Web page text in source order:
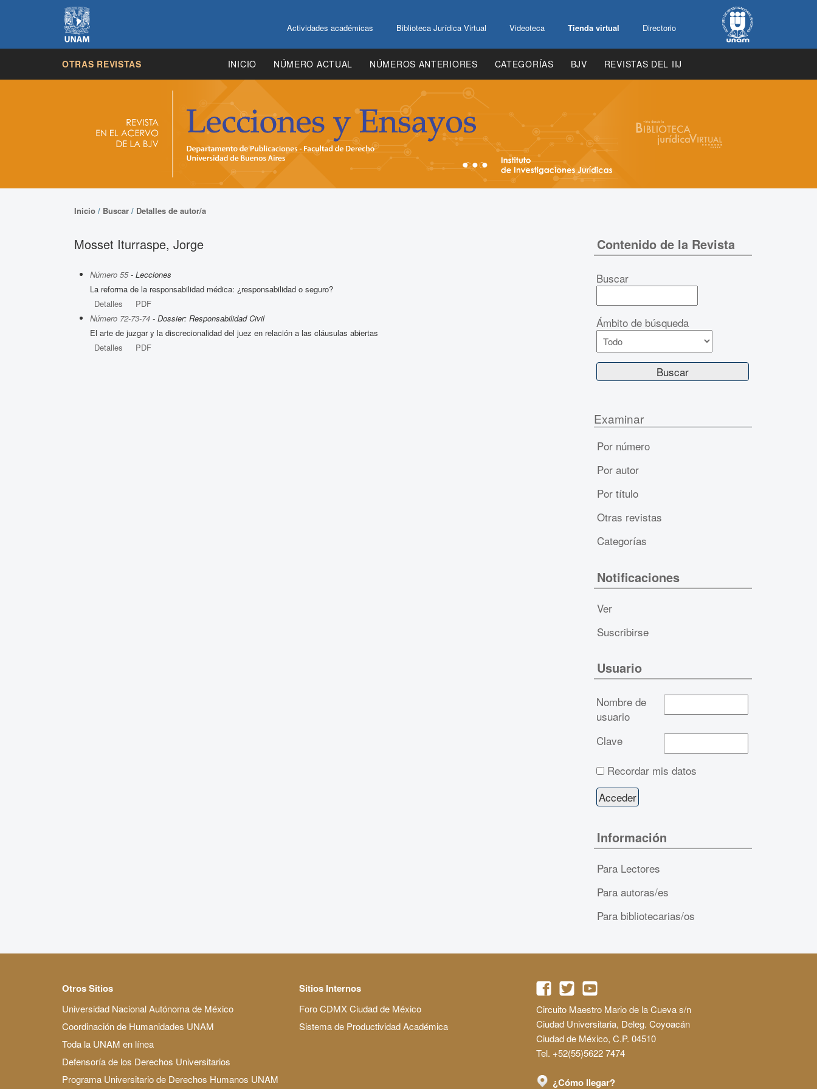
Actividades académicas Biblioteca Jurídica Virtual Videoteca Tienda virtual Directorio
OTRAS REVISTAS INICIO NÚMERO ACTUAL NÚMEROS ANTERIORES CATEGORÍAS BJV REVISTAS DEL IIJ
Inicio / Buscar / Detalles de autor/a
Mosset Iturraspe, Jorge
Número 55- Lecciones
La reforma de la responsabilidad médica: ¿responsabilidad o seguro?
Detalles
PDF
Número 72-73-74 - Dossier: Responsabilidad Civil
El arte de juzgar y la discrecionalidad del juez en relación a las cláusulas abiertas
Detalles
PDF
Contenido de la Revista
Buscar
Ámbito de búsqueda
Examinar
Por número
Por autor
Por título
Otras revistas
Categorías
Notificaciones
Ver
Suscribirse
Usuario
Nombre de
usuario
Clave
Recordar mis datos
Información
Para Lectores
Para autoras/es
Para bibliotecarias/os
Otros Sitios
Universidad Nacional Autónoma de México
Coordinación de Humanidades UNAM
Toda la UNAM en línea
Defensoría de los Derechos Universitarios
Programa Universitario de Derechos Humanos UNAM
Sitios Internos
Foro CDMX Ciudad de México
Sistema de Productividad Académica
Circuito Maestro Mario de la Cueva s/n
Ciudad Universitaria, Deleg. Coyoacán
Ciudad de México, C.P. 04510
Tel. +52(55)5622 7474
¿Cómo llegar?